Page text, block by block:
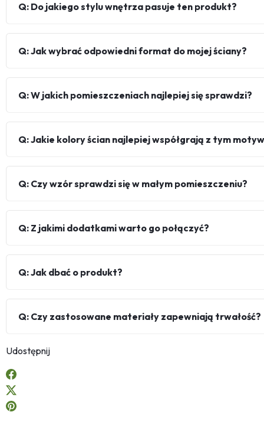
Q: Do jakiego stylu wnętrza pasuje ten produkt?
Q: Jak wybrać odpowiedni format do mojej ściany?
Q: W jakich pomieszczeniach najlepiej się sprawdzi?
Q: Jakie kolory ścian najlepiej współgrają z tym
Q: Czy wzór sprawdzi się w małym pomieszczeniu?
Q: Z jakimi dodatkami warto go połączyć?
Q: Jak dbać o produkt?
Q: Czy zastosowane materiały zapewniają trwałość?
Udostępnij